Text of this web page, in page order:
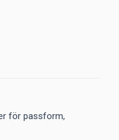
för passform,